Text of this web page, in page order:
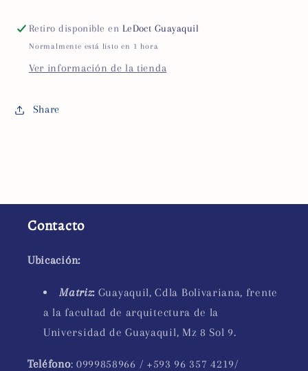
Retiro disponible en LeDoct Guayaquil
Normalmente está listo en 1 hora
Ver información de la tienda
Share
Contacto
Ubicación:
Matriz: Guayaquil, Cdla Bolivariana, frente
a la facultad de arquitectura de la
Universidad de Guayaquil, Mz 8 Sol 9.
Teléfono: 0999858966 / +593 96 357 4219/